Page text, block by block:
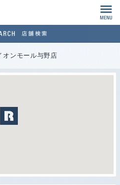
オンモール与野店